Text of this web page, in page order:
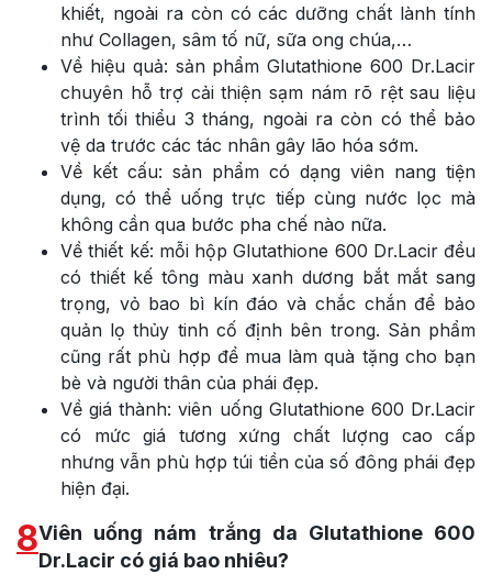
khiết, ngoài ra còn có các dưỡng chất lành tính
như Collagen, sâm tố nữ, sữa ong chúa,…
Về hiệu quả: sản phẩm Glutathione 600 Dr.Lacir
chuyên hỗ trợ cải thiện sạm nám rõ rệt sau liệu
trình tối thiểu 3 tháng, ngoài ra còn có thể bảo
vệ da trước các tác nhân gây lão hóa sớm.
Về kết cấu: sản phẩm có dạng viên nang tiện
dụng, có thể uống trực tiếp cùng nước lọc mà
không cần qua bước pha chế nào nữa.
Về thiết kế: mỗi hộp Glutathione 600 Dr.Lacir đều
có thiết kế tông màu xanh dương bắt mắt sang
trọng, vỏ bao bì kín đáo và chắc chắn để bảo
quản lọ thủy tinh cố định bên trong. Sản phẩm
cũng rất phù hợp để mua làm quà tặng cho bạn
bè và người thân của phái đẹp.
Về giá thành: viên uống Glutathione 600 Dr.Lacir
có mức giá tương xứng chất lượng cao cấp
nhưng vẫn phù hợp túi tiền của số đông phái đẹp
hiện đại.
8Viên uống nám trắng da Glutathione 600
Dr.Lacir có giá bao nhiêu?